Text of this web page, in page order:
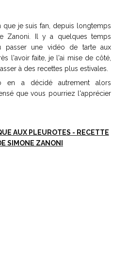
que je suis fan, depuis longtemps
Zanoni. Il y a quelques temps
passer une vidéo de tarte aux
l'avoir faite, je l'ai mise de côté,
à des recettes plus estivales.
en a décidé autrement alors
que vous pourriez l'apprécier
AUX PLEUROTES - RECETTE
SIMONE ZANONI